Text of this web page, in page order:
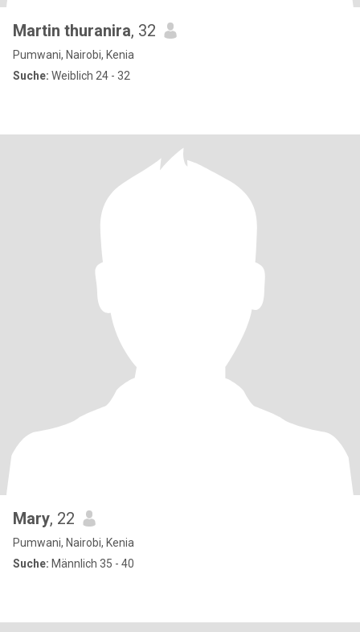
Martin thuranira, 32
Pumwani, Nairobi, Kenia
Suche: Weiblich 24 - 32
Mary, 22
Pumwani, Nairobi, Kenia
Suche: Männlich 35 - 40